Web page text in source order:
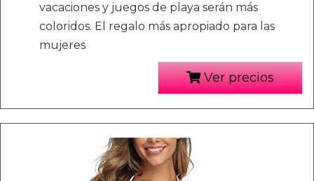
vacaciones y juegos de playa serán más
coloridos. El regalo más apropiado para las
mujeres
Ver precios